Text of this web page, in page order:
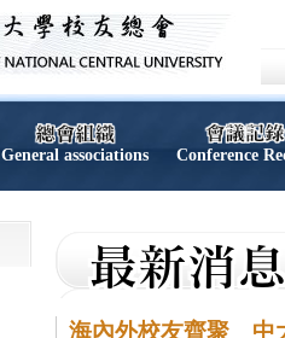
General associations Conference
海內外校友齊聚 中